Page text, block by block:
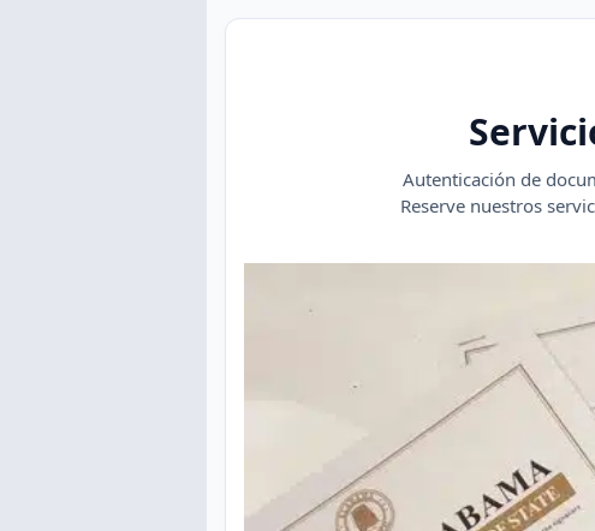
Autenticación de
Reserve nuestros